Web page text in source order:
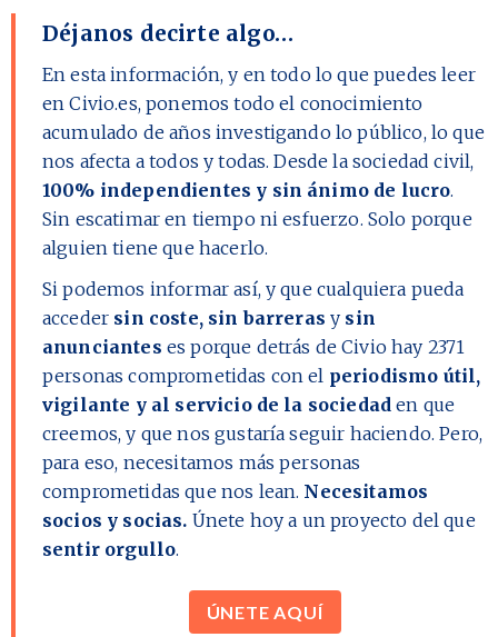
Déjanos decirte algo…
En esta información, y en todo lo que puedes leer
en Civio.es, ponemos todo el conocimiento
acumulado de años investigando lo público, lo que
nos afecta a todos y todas. Desde la sociedad civil,
100% independientes y sin ánimo de lucro.
Sin escatimar en tiempo ni esfuerzo. Solo porque
alguien tiene que hacerlo.
Si podemos informar así, y que cualquiera pueda
acceder sin coste, sin barreras y sin
anunciantes es porque detrás de Civio hay 2371
personas comprometidas con el periodismo útil,
vigilante y al servicio de la sociedad en que
creemos, y que nos gustaría seguir haciendo. Pero,
para eso, necesitamos más personas
comprometidas que nos lean. Necesitamos
socios y socias. Únete hoy a un proyecto del que
sentir orgullo.
ÚNETE AQUÍ